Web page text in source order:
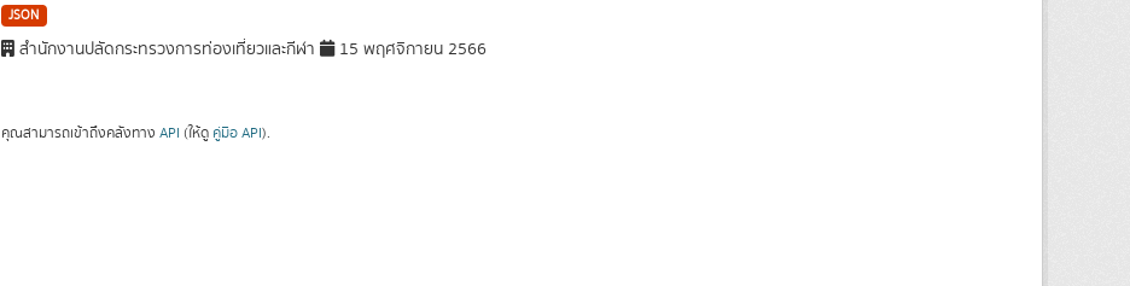
JSON
สำนักงานปลัดกระทรวงการท่องเที่ยวและกีฬา 15 พฤศจิกายน 2566
คุณสามารถเข้าถึงคลังทาง API (ให้ดู คู่มือ API).